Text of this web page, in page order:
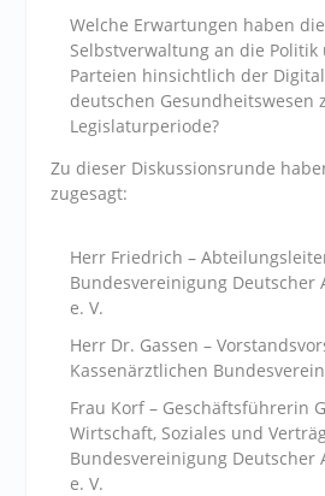
Welche Erwartungen haben
Selbstverwaltung an die
Parteien hinsichtlich der
deutschen Gesundheitswesen
Legislaturperiode?
Zu dieser Diskussionsrunde
zugesagt:
Herr Friedrich –
Bundesvereinigung Deutscher
e. V.
Herr Dr. Gassen –
Kassenärztlichen
Frau Korf – Geschäftsführerin
Wirtschaft, Soziales und
Bundesvereinigung Deutscher
e. V.